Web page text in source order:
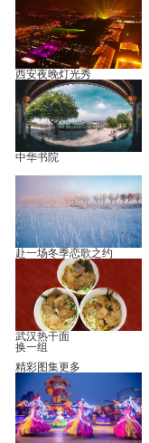
西安夜晚灯光秀
中华书院
赴一场冬季恋歌之约
武汉热干面
换一组
精彩图集更多